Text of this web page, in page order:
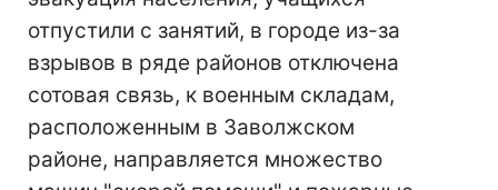
отпустили с занятий, в городе из-за
взрывов в ряде районов отключена
сотовая связь, к военным складам,
расположенным в Заволжском
районе, направляется множество